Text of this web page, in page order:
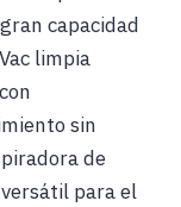
capacidad
limpia
sin
de
para el